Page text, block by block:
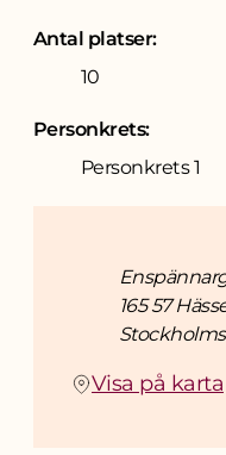
Antal platser:
10
Personkrets:
Personkrets 1
Adress
165 57
Visa på karta